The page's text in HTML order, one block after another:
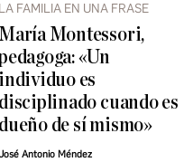
LA FAMILIA EN UNA FRASE
Montessori,
«Un
individuo es
disciplinado cuando es
dueño de sí mismo»
Antonio Méndez